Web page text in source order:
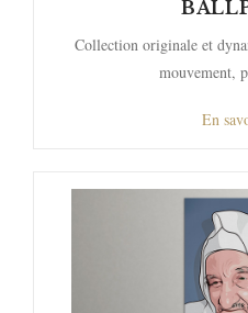
Collection originale et
mouvement,
En